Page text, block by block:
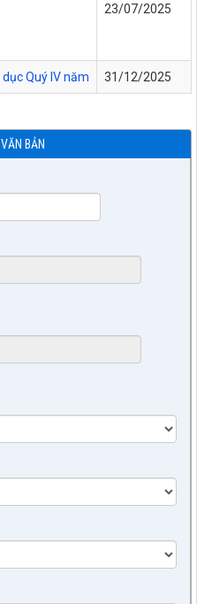
23/07/2025
Quý IV năm 31/12/2025
BẢN